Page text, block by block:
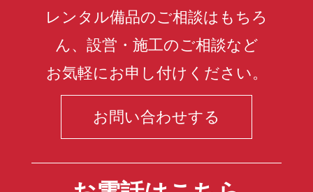
レンタル備品のご相談はもちろ
ん、設営・施工のご相談など
お気軽にお申し付けください。
お問い合わせする